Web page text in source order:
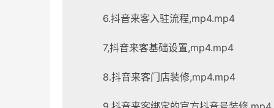
6.抖音来客入驻流程,mp4.mp4
7,抖音来客基础设置,mp4.mp4
8.抖音来客门店装修,mp4.mp4